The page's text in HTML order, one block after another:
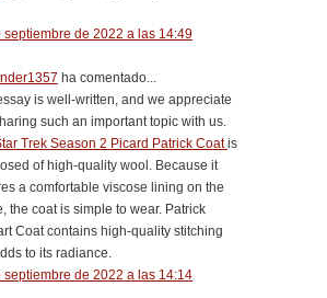
septiembre de 2022 a las 14:49
ha comentado...
is well-written, and we appreciate
such an important topic with us.
Trek Season 2 Picard Patrick Coatis
of high-quality wool. Because it
a comfortable viscose lining on the
the coat is simple to wear. Patrick
Coat contains high-quality stitching
to its radiance.
septiembre de 2022 a las 14:14